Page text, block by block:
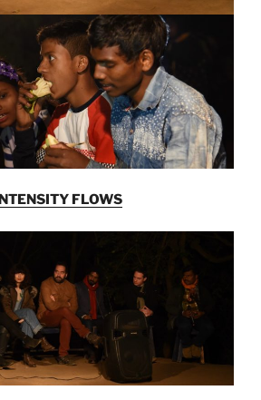
INTENSITY FLOWS